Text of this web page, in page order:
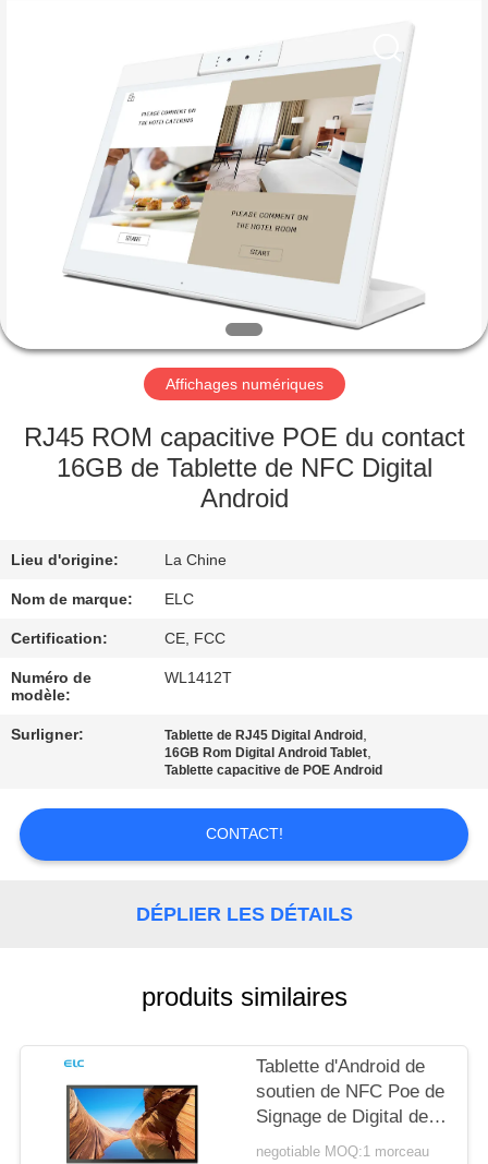
MAISON
PRODUITS
SUJET
DE
NOUS
VISITE
D'USINE
DE
QUALITÉ
CONTACTEZ-
NOUS
DEMANDEZ
UNE
CITATION
POLITIQUE
MATIÈRE
PROTECTION
Affichages numériques
RJ45 ROM capacitive POE du contact
16GB de Tablette de NFC Digital
Android
Lieu d'origine: La Chine
Nom de marque: ELC
Certification: CE, FCC
Numéro de
modèle:
WL1412T
Surligner: Tablette de RJ45 Digital Android ,
16GB Rom Digital Android Tablet,
Tablette capacitive de POE Android
CONTACT!
DÉPLIER LES DÉTAILS
produits similaires
Tablette d'Android de
soutien de NFC Poe de
Signage de Digital de
bâti du mur RK3288
negotiable MOQ:1 morceau